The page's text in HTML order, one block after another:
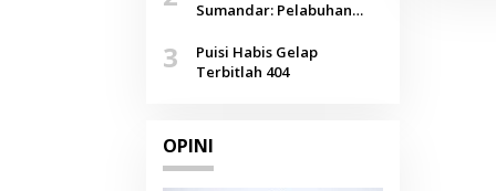
Agustus
Sumandar: Pelabuhan
Selendang Benang Merah
Lombang
3
Puisi Habis Gelap
Terbitlah 404
OPINI